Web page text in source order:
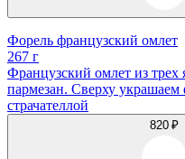
Форель французский омлет
267 г
Французский омлет из
пармезан. Сверху
страчателлой
820 ₽